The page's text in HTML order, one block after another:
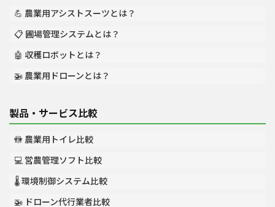
💪 農業用アシストスーツとは？
📋 圃場管理システムとは？
🤖 収穫ロボットとは？
🚁 農業用ドローンとは？
製品・サービス比較
🚻 農業用トイレ比較
💻 営農管理ソフト比較
🌡️ 環境制御システム比較
🚁 ドローン代行業者比較